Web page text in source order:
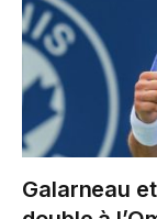
Galarneau